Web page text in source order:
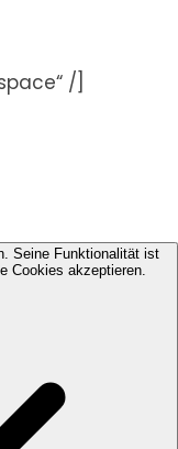
/]
Seine Funktionalität ist
Cookies akzeptieren.